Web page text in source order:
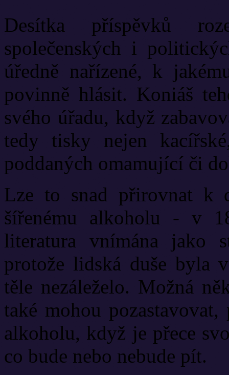
Desítka příspěvků
společenských i
úředně nařízené, k
povinně hlásit. Koniáš
svého úřadu, když
tedy tisky nejen
poddaných omamující či
Lze to snad přirovnat k
šířenému alkoholu - v
literatura vnímána jako
protože lidská duše byla
těle nezáleželo. Možná
také mohou
alkoholu, když je přece
co bude nebo nebude pít.